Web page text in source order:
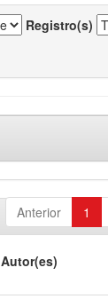
Registro(s)
Anterior 1
Autor(es)